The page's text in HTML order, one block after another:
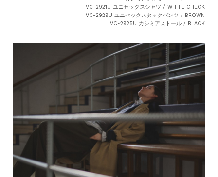
VC-2921U ユニセックスシャツ / WHITE CHECK
VC-2929U ユニセックスタックパンツ / BROWN
VC-2925U カシミアストール / BLACK